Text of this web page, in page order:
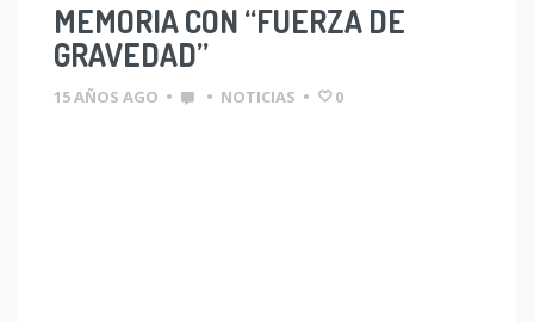
MEMORIA CON “FUERZA DE
GRAVEDAD”
15 AÑOS AGO • • NOTICIAS • 0